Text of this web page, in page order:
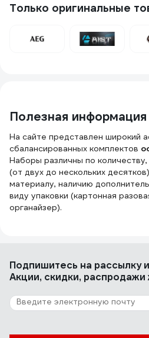
Отзыв о наборе сверл Dewalt D
хранение.
Только оригинальные
Полезная информация
На сайте представлен широкий
сбалансированных комплектов
Наборы различны по
(от двух до нескольких
материалу, наличию
виду упаковки (картонная
органайзер).
Подпишитесь на рассылку
Акции, скидки, распродажи